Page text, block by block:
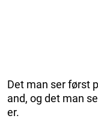
Det man ser først
and, og det man
er.